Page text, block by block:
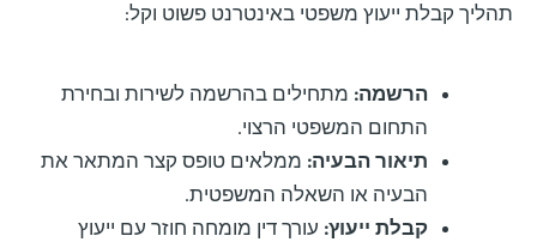
תהליך קבלת ייעוץ משפטי באינטרנט פשוט וקל:
הרשמה: מתחילים בהרשמה לשירות ובחירת
התחום המשפטי הרצוי.
תיאור הבעיה: ממלאים טופס קצר המתאר את
הבעיה או השאלה המשפטית.
קבלת ייעוץ: עורך דין מומחה חוזר עם ייעוץ